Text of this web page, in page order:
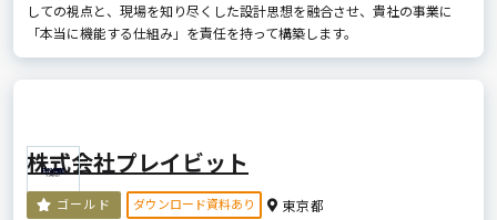
しての視点と、現場を知り尽くした設計思想を融合させ、貴社の事業に
「本当に機能する仕組み」を責任を持って構築します。
株式会社プレイビット
ゴールド ダウンロード資料あり 東京都